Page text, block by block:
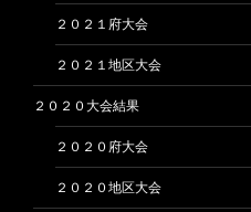
２０２１府大会
２０２１地区大会
２０２０大会結果
２０２０府大会
２０２０地区大会